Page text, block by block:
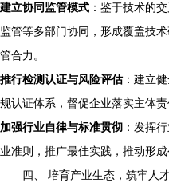
建立协同监管模式 ：鉴于技术的
监管等多部门协同，形成覆盖技
管合力。
推行检测认证与风险评估：建立
规认证体系，督促企业落实主体
加强行业自律与标准贯彻 ：发挥
业准则，推广最佳实践，推动形
四、 培育产业生态，筑牢人